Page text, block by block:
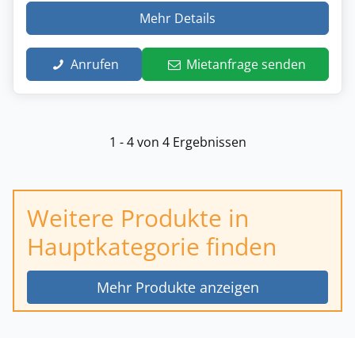
Mehr Details
Anrufen Mietanfrage senden
1 - 4 von 4 Ergebnissen
Weitere Produkte in
Hauptkategorie finden
Mehr Produkte anzeigen